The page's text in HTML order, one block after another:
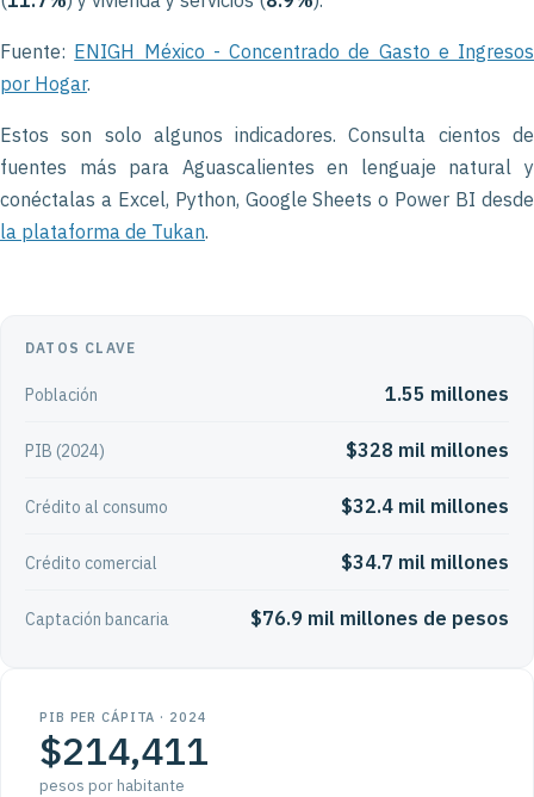
Fuente: ENIGH México - Concentrado de Gasto e Ingresos
por Hogar.
Estos son solo algunos indicadores. Consulta cientos de
fuentes más para Aguascalientes en lenguaje natural y
conéctalas a Excel, Python, Google Sheets o Power BI desde
la plataforma de Tukan.
DATOS CLAVE
Población 1.55 millones
PIB (2024) $328 mil millones
Crédito al consumo $32.4 mil millones
Crédito comercial $34.7 mil millones
Captación bancaria $76.9 mil millones de pesos
PIB PER CÁPITA · 2024
$214,411
pesos por habitante